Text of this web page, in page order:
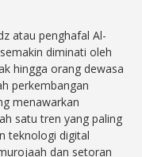
atau penghafal Al-
diminati oleh
hingga orang dewasa
perkembangan
menawarkan
satu tren yang paling
teknologi digital
dan setoran